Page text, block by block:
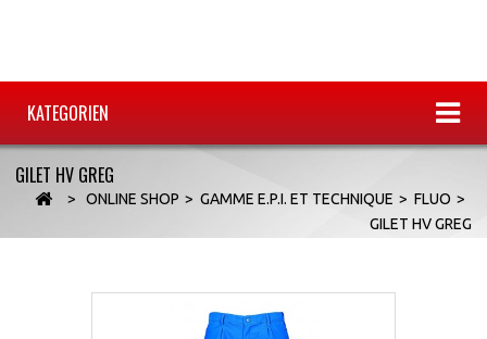
KATEGORIEN
GILET HV GREG
> ONLINE SHOP > GAMME E.P.I. ET TECHNIQUE > FLUO >
GILET HV GREG